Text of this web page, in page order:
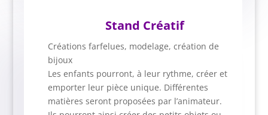
Stand Créatif
Créations farfelues, modelage, création de
bijoux
Les enfants pourront, à leur rythme, créer et
emporter leur pièce unique. Différentes
matières seront proposées par l’animateur.